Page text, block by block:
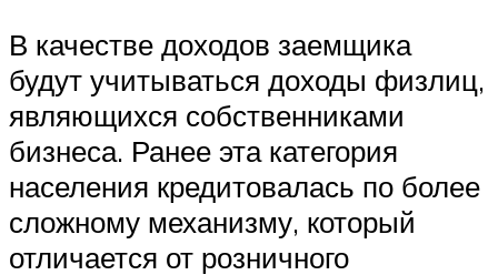
В качестве доходов заемщика
будут учитываться доходы физлиц,
являющихся собственниками
бизнеса. Ранее эта категория
населения кредитовалась по более
сложному механизму, который
отличается от розничного